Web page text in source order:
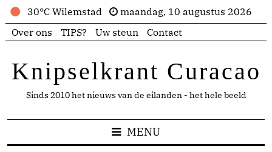
30°C Wilemstad
maandag, 10 augustus 2026
Over ons
TIPS? Uw steun Contact
Knipselkrant Curacao
Sinds 2010 het nieuws van de eilanden - het hele beeld
MENU